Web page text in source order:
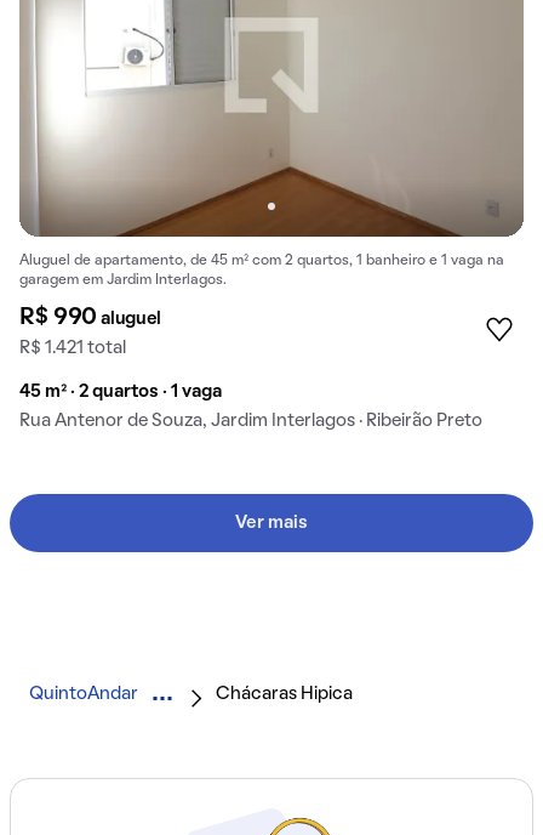
Aluguel de apartamento, de 45 m² com 2 quartos, 1 banheiro e 1 vaga na
garagem em Jardim Interlagos.
R$ 990aluguel
R$ 1.421 total
45 m² · 2 quartos · 1 vaga
Rua Antenor de Souza, Jardim Interlagos · Ribeirão Preto
Ver mais
QuintoAndar Chácaras Hipica